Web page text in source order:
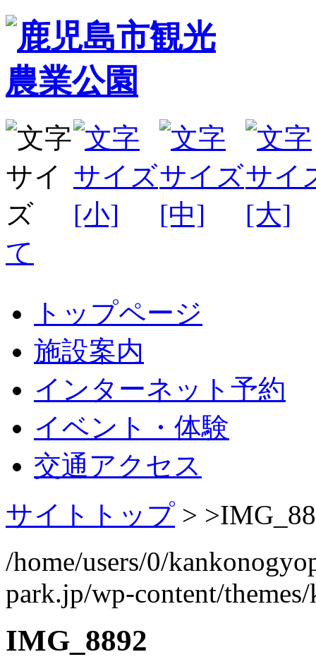
て
トップページ
施設案内
インターネット予約
イベント・体験
交通アクセス
サイトトップ > >
/home/users/0/
park.jp/wp-content/
IMG_8892